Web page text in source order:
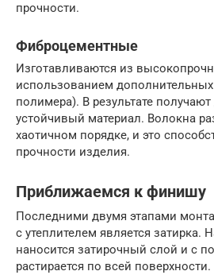
прочности.
Фиброцементные
Изготавливаются из
использованием
полимера). В результате
устойчивый материал. Волокна
хаотичном порядке, и это
прочности изделия.
Приближаемся к финишу
Последними двумя этапами
с утеплителем является затирка.
наносится затирочный слой и с
растирается по всей